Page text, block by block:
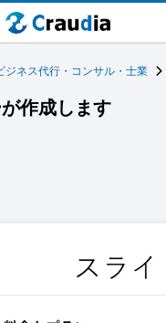
ジネス代行・コンサル・士業
作成します